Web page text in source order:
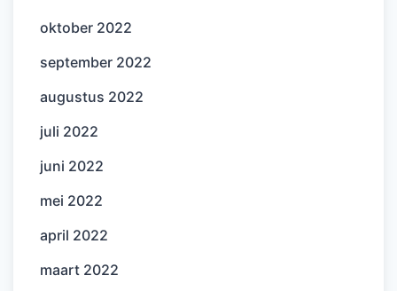
oktober 2022
september 2022
augustus 2022
juli 2022
juni 2022
mei 2022
april 2022
maart 2022